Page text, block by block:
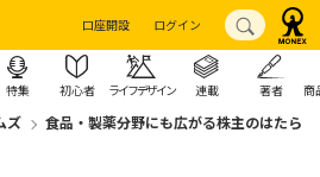
口座開設 ログイン
特集 初心者 ライフデザイン 連載 著者 商
ズ
食品・製薬分野にも広がる株主のはたら